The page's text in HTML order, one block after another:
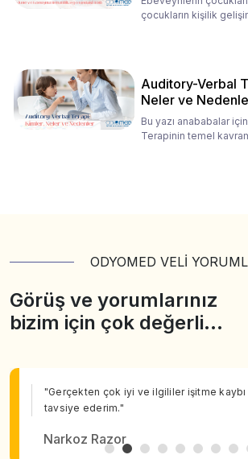
çocukların kişilik
Auditory-Verbal
Neler ve
Bu yazı anababalar
Terapinin temel
ODYOMED VELİ
Görüş ve yorumlarınız
bizim için çok değerli…
"Gerçekten çok iyi ve ilgililer işitme kaybı
tavsiye ederim."
Narkoz Razor